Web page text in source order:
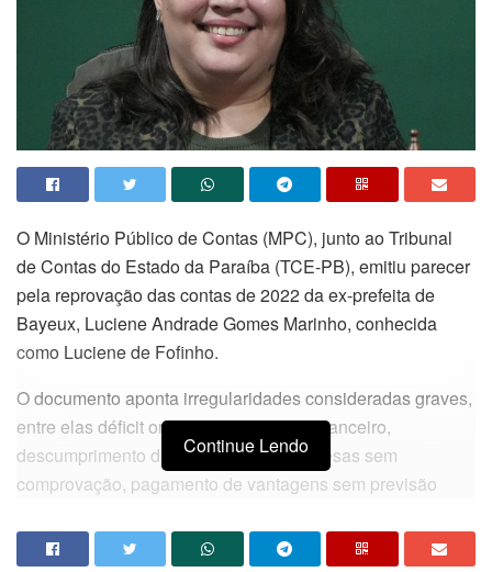
O Ministério Público de Contas (MPC), junto ao Tribunal
de Contas do Estado da Paraíba (TCE-PB), emitiu parecer
pela reprovação das contas de 2022 da ex-prefeita de
Bayeux, Luciene Andrade Gomes Marinho, conhecida
como Luciene de Fofinho.
O documento aponta irregularidades consideradas graves,
entre elas déficit orçamentário, déficit financeiro,
descumprimento de metas fiscais, despesas sem
comprovação, pagamento de vantagens sem previsão
contribuições previdenciárias ao RGPS e ao RPPS.
Continue Lendo